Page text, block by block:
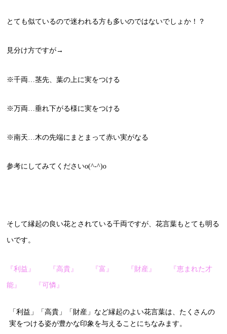
とても似ているので迷われる方も多いのではないでしょか！？
見分け方ですが→
※千両…茎先、葉の上に実をつける
※万両…垂れ下がる様に実をつける
※南天…木の先端にまとまって赤い実がなる
参考にしてみてくださいo(^-^)o
そして縁起の良い花とされている千両ですが、花言葉もとても明る
いです。
『利益』 『高貴』 『富』 『財産』 『恵まれた才
能』 『可憐』
「利益」「高貴」「財産」など縁起のよい花言葉は、たくさんの
実をつける姿が豊かな印象を与えることにちなみます。